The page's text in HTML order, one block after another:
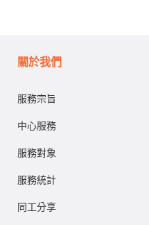
關於我們
服務宗旨
中心服務
服務對象
服務統計
同工分享